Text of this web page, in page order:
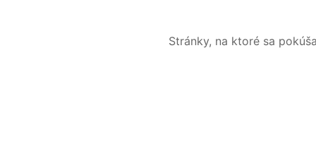
Stránky, na ktoré sa